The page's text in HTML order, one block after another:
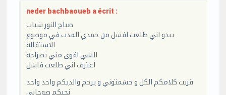
neder bachbaoueb a écrit :
صباح النور شباب
يبدو اني طلعت افشل من حمدي المدب في موضوع
الاستقالة
الشي اقوى مني بصراحة
اعترف اني طلعت فاشل
قريت كلامكم الكل و حشمتوني و يرحم والديكم واحد واحد
نحبكم صوحابي